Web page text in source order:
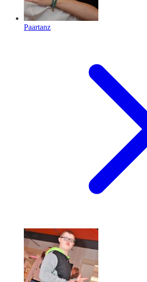
Paartanz